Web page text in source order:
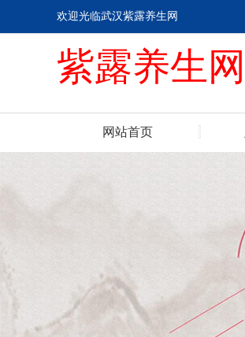
欢迎光临武汉紫露养生网
紫露养生网
网站首页